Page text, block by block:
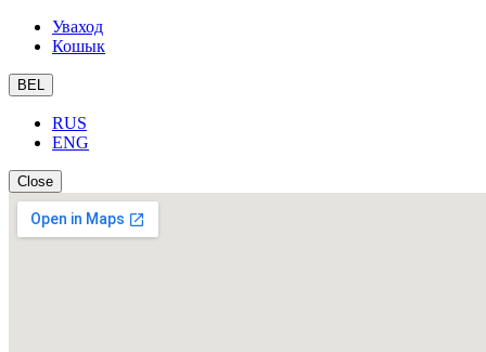
Уваход
Кошык
BEL
RUS
ENG
Close